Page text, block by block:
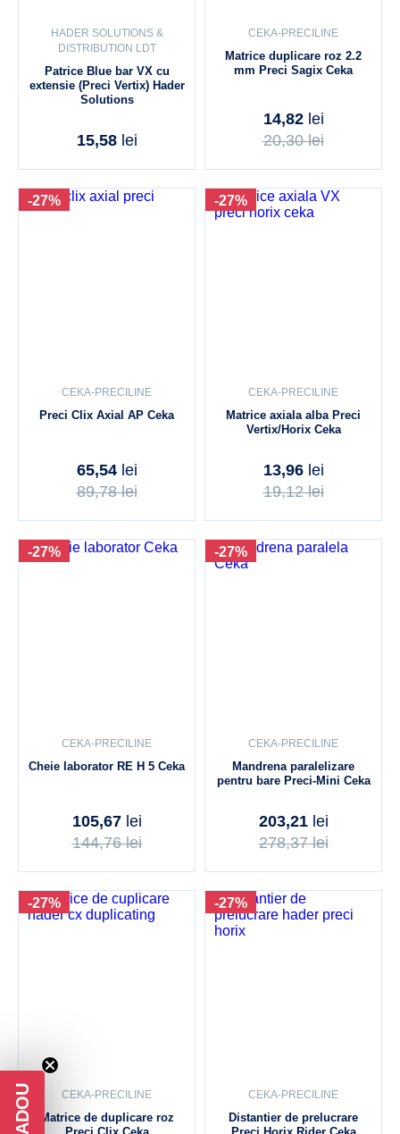
HADER SOLUTIONS &
DISTRIBUTION LDT
Patrice Blue bar VX cu
extensie (Preci Vertix) Hader
Solutions
15,58 lei
CEKA-PRECILINE
Matrice duplicare roz 2.2
mm Preci Sagix Ceka
14,82 lei
20,30lei
-27%
CEKA-PRECILINE
Preci Clix Axial AP Ceka
65,54 lei
89,78lei
-27%
CEKA-PRECILINE
Matrice axiala alba Preci
Vertix/Horix Ceka
13,96 lei
19,12lei
-27%
CEKA-PRECILINE
Cheie laborator RE H 5 Ceka
105,67 lei
144,76lei
-27%
CEKA-PRECILINE
Mandrena paralelizare
pentru bare Preci-Mini Ceka
203,21 lei
278,37lei
-27%
CEKA-PRECILINE
Matrice de duplicare roz
-27%
CEKA-PRECILINE
Distantier de prelucrare